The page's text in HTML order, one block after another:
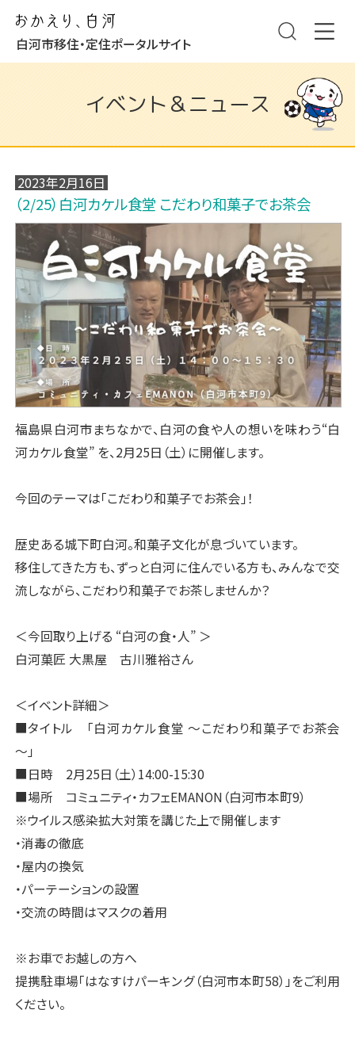
白河市移住・定住ポータルサイト
イベント＆ニュース
2023年2月16日
（2/25）白河カケル食堂 こだわり和菓子でお茶会
福島県白河市まちなかで、白河の食や人の想いを味わう“白
河カケル食堂” を、2月25日（土）に開催します。
今回のテーマは「こだわり和菓子でお茶会」！
歴史ある城下町白河。和菓子文化が息づいています。
移住してきた方も、ずっと白河に住んでいる方も、みんなで交
流しながら、こだわり和菓子でお茶しませんか？
＜今回取り上げる “白河の食・人” ＞
白河菓匠 大黒屋 古川雅裕さん
＜イベント詳細＞
■タイトル 「白河カケル食堂 ～こだわり和菓子でお茶会
～」
■日時 2月25日（土）14:00-15:30
■場所 コミュニティ・カフェEMANON（白河市本町9）
※ウイルス感染拡大対策を講じた上で開催します
・消毒の徹底
・屋内の換気
・パーテーションの設置
・交流の時間はマスクの着用
※お車でお越しの方へ
提携駐車場「はなすけパーキング（白河市本町58）」をご利用
ください。